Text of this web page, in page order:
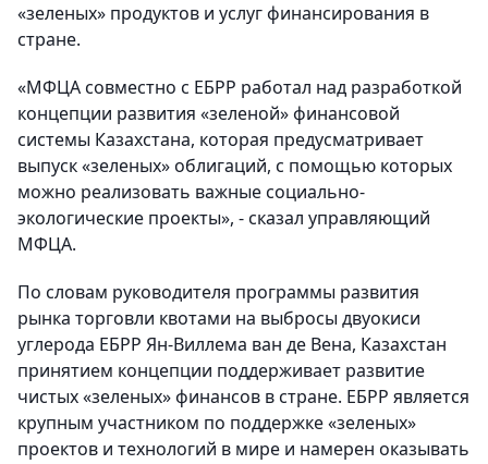
«зеленых» продуктов и услуг финансирования в
стране.
«МФЦА совместно с ЕБРР работал над разработкой
концепции развития «зеленой» финансовой
системы Казахстана, которая предусматривает
выпуск «зеленых» облигаций, с помощью которых
можно реализовать важные социально-
экологические проекты», - сказал управляющий
МФЦА.
По словам руководителя программы развития
рынка торговли квотами на выбросы двуокиси
углерода ЕБРР Ян-Виллема ван де Вена, Казахстан
принятием концепции поддерживает развитие
чистых «зеленых» финансов в стране. ЕБРР является
крупным участником по поддержке «зеленых»
проектов и технологий в мире и намерен оказывать